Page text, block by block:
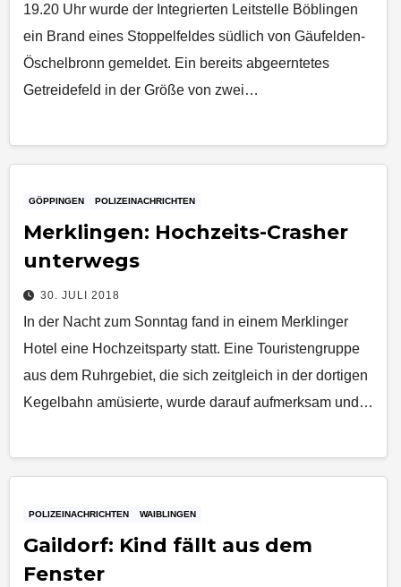
19.20 Uhr wurde der Integrierten Leitstelle Böblingen
ein Brand eines Stoppelfeldes südlich von Gäufelden-
Öschelbronn gemeldet. Ein bereits abgeerntetes
Getreidefeld in der Größe von zwei…
GÖPPINGEN POLIZEINACHRICHTEN
Merklingen: Hochzeits-Crasher
unterwegs
30. JULI 2018
In der Nacht zum Sonntag fand in einem Merklinger
Hotel eine Hochzeitsparty statt. Eine Touristengruppe
aus dem Ruhrgebiet, die sich zeitgleich in der dortigen
Kegelbahn amüsierte, wurde darauf aufmerksam und…
POLIZEINACHRICHTEN WAIBLINGEN
Gaildorf: Kind fällt aus dem
Fenster